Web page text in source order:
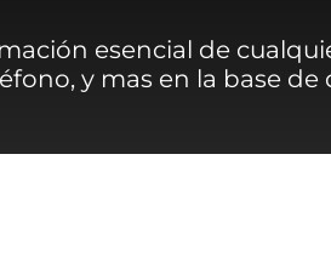
esencial de
y mas en la base